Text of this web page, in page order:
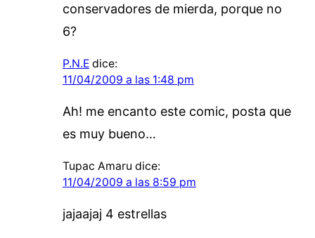
conservadores de mierda, porque no
6?
P.N.E dice:
11/04/2009 a las 1:48 pm
Ah! me encanto este comic, posta que
es muy bueno…
Tupac Amaru dice:
11/04/2009 a las 8:59 pm
jajaajaj 4 estrellas